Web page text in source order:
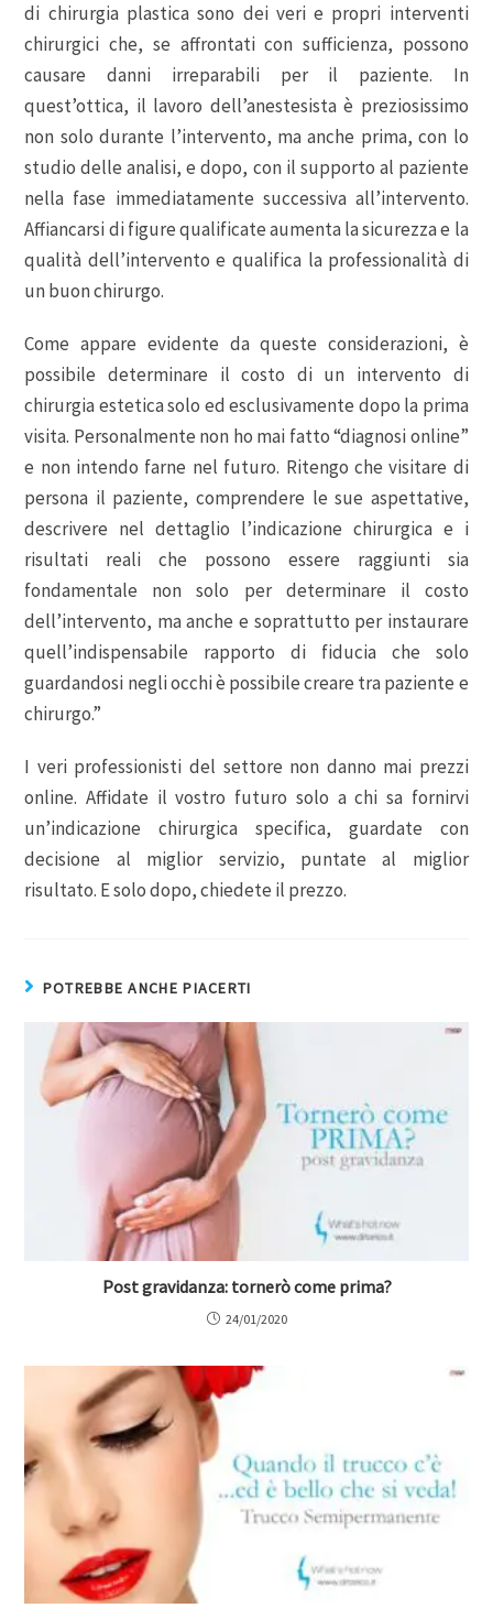
di chirurgia plastica sono dei veri e propri interventi
chirurgici che, se affrontati con sufficienza, possono
causare danni irreparabili per il paziente. In
quest’ottica, il lavoro dell’anestesista è preziosissimo
non solo durante l’intervento, ma anche prima, con lo
studio delle analisi, e dopo, con il supporto al paziente
nella fase immediatamente successiva all’intervento.
Affiancarsi di figure qualificate aumenta la sicurezza e la
qualità dell’intervento e qualifica la professionalità di
un buon chirurgo.
Come appare evidente da queste considerazioni, è
possibile determinare il costo di un intervento di
chirurgia estetica solo ed esclusivamente dopo la prima
visita. Personalmente non ho mai fatto “diagnosi online”
e non intendo farne nel futuro. Ritengo che visitare di
persona il paziente, comprendere le sue aspettative,
descrivere nel dettaglio l’indicazione chirurgica e i
risultati reali che possono essere raggiunti sia
fondamentale non solo per determinare il costo
dell’intervento, ma anche e soprattutto per instaurare
quell’indispensabile rapporto di fiducia che solo
guardandosi negli occhi è possibile creare tra paziente e
chirurgo.”
I veri professionisti del settore non danno mai prezzi
online. Affidate il vostro futuro solo a chi sa fornirvi
un’indicazione chirurgica specifica, guardate con
decisione al miglior servizio, puntate al miglior
risultato. E solo dopo, chiedete il prezzo.
POTREBBE ANCHE PIACERTI
Post gravidanza: tornerò come prima?
24/01/2020